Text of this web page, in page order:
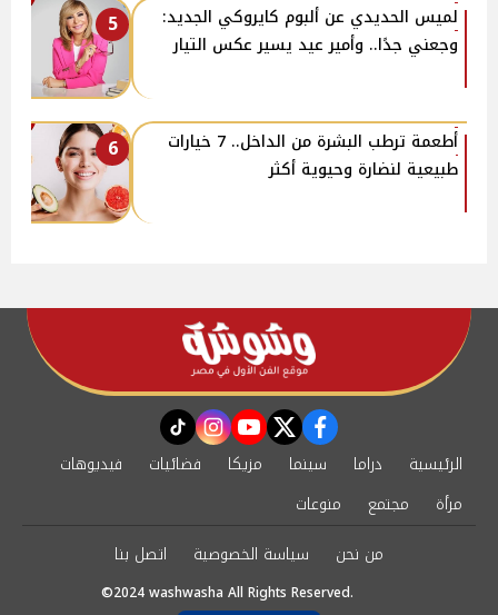
5
لميس الحديدي عن ألبوم كايروكي الجديد:
وجعني جدًا.. وأمير عيد يسير عكس التيار
6
أطعمة ترطب البشرة من الداخل.. 7 خيارات
طبيعية لنضارة وحيوية أكثر
facebook
twitter
youtube
instagram
tiktok
الرئيسية دراما سينما مزيكا فضائيات
فيديوهات
مرأة
مجتمع
منوعات
من نحن
سياسة الخصوصية اتصل بنا
©2024 washwasha All Rights Reserved.